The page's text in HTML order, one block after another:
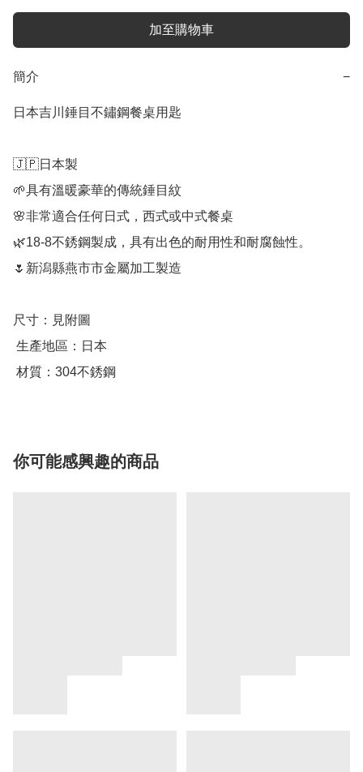
加至購物車
簡介 −
日本吉川錘目不鏽鋼餐桌用匙
🇯🇵日本製
🌱具有溫暖豪華的傳統錘目紋
🌸非常適合任何日式，西式或中式餐桌
🌿18-8不銹鋼製成，具有出色的耐用性和耐腐蝕性。
🌷新潟縣燕市市金屬加工製造
尺寸：見附圖
材質：304不銹鋼
你可能感興趣的商品